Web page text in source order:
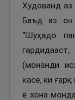
Худованд аз
Баъд аз он
“Шуҳадо
(монанди
касе, ки
ё хона